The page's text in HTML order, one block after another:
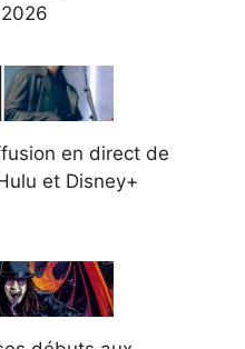
en direct de
et Disney+